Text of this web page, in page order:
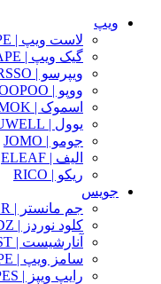
ویپ
لاست ویپ | LOST VAPE
گیک ویپ | GEEK VAPE
ویپرسو | VAPERSSO
ووپو | VOOPOO
اسموک | SMOK
یوول | UWELL
جومو | JOMO
الیف | ELEAF
ریکو | RICO
جویس
جم مانستر | JAM MONSTER
کلود نوردز | CLOD NORDZ
آنارشیست | ANARCHIST
سامز ویپ | SAMS VAPE
رایپ ویپز | RIPE VAPES